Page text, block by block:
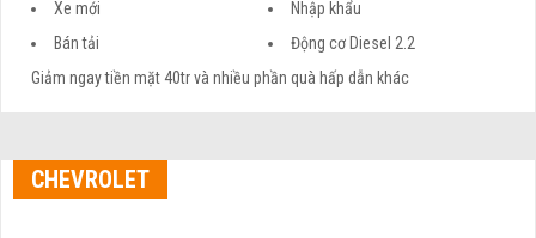
Xe mới
Nhập khẩu
Bán tải
Động cơ Diesel 2.2
Giảm ngay tiền mặt 40tr và nhiều phần quà hấp dẫn khác
CHEVROLET